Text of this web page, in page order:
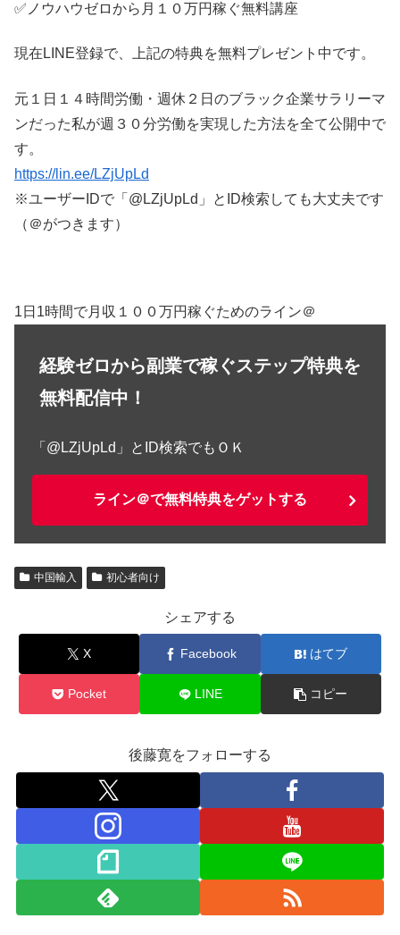
✅ノウハウゼロから月１０万円稼ぐ無料講座
現在LINE登録で、上記の特典を無料プレゼント中です。
元１日１４時間労働・週休２日のブラック企業サラリーマ
ンだった私が週３０分労働を実現した方法を全て公開中で
す。
https://lin.ee/LZjUpLd
※ユーザーIDで「@LZjUpLd」とID検索しても大丈夫です
（＠がつきます）
1日1時間で月収１００万円稼ぐためのライン＠
経験ゼロから副業で稼ぐステップ特典を
無料配信中！
「@LZjUpLd」とID検索でもＯＫ
ライン＠で無料特典をゲットする
中国輸入 初心者向け
シェアする
X Facebook はてブ
Pocket LINE コピー
後藤寛をフォローする